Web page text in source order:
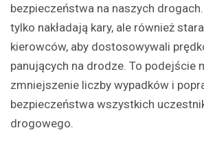
bezpieczeństwa na naszych
tylko nakładają kary, ale również
kierowców, aby dostosowywali
panujących na drodze. To podejście
zmniejszenie liczby wypadków i
bezpieczeństwa wszystkich
drogowego.